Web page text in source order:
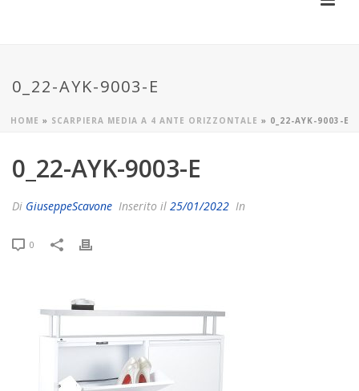
0_22-AYK-9003-E
HOME » SCARPIERA MEDIA A 4 ANTE ORIZZONTALE » 0_22-AYK-9003-E
0_22-AYK-9003-E
Di GiuseppeScavone Inserito il 25/01/2022 In
0